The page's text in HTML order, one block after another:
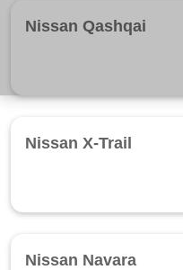
Nissan Qashqai
Nissan X-Trail
Nissan Navara